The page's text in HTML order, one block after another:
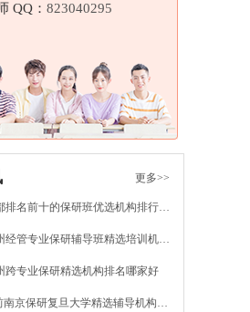
QQ： 823040295
更多>>
名前十的保研班优选机构排行榜哪个好
专业保研辅导班精选培训机构实力排名更新
跨专业保研精选机构排名哪家好
保研复旦大学精选辅导机构口碑排行榜